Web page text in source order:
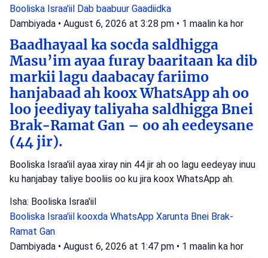
Booliska Israa'iil Dab baabuur Gaadiidka
Dambiyada • August 6, 2026 at 3:28 pm • 1 maalin ka hor
Baadhayaal ka socda saldhigga
Masu’im ayaa furay baaritaan ka dib
markii lagu daabacay fariimo
hanjabaad ah koox WhatsApp ah oo
loo jeediyay taliyaha saldhigga Bnei
Brak-Ramat Gan – oo ah eedeysane
(44 jir).
Booliska Israa'iil ayaa xiray nin 44 jir ah oo lagu eedeyay inuu
ku hanjabay taliye booliis oo ku jira koox WhatsApp ah.
Isha: Booliska Israa'iil
Booliska Israa'iil kooxda WhatsApp Xarunta Bnei Brak-
Ramat Gan
Dambiyada • August 6, 2026 at 1:47 pm • 1 maalin ka hor